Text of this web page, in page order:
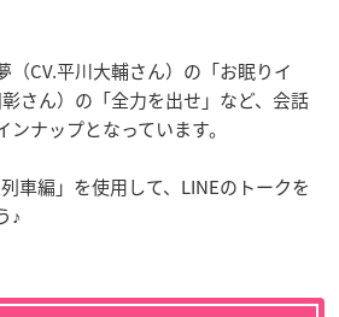
（CV.平川大輔さん）の「お眠りイ
さん）の「全力を出せ」など、会話
ナップとなっています。
車編」を使用して、LINEのトークを
♪